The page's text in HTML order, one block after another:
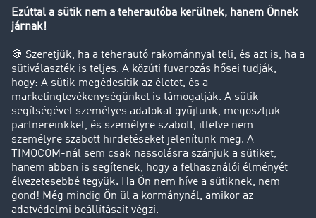
Tehergépkocsi-forgalomkorlátozás
Cég
Sikertörténetek
Ügyfél hoz ügyfelet
Jogi információk
Impresszum